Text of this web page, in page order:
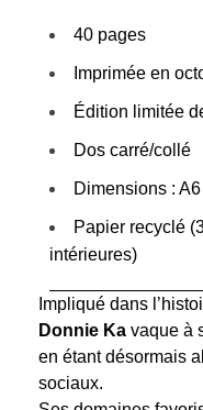
40 pages
Imprimée en
Édition limitée
Dos carré/collé
Dimensions :
Papier recyclé
intérieures)
Impliqué dans
Donnie Kavaque à
en étant désormais
sociaux.